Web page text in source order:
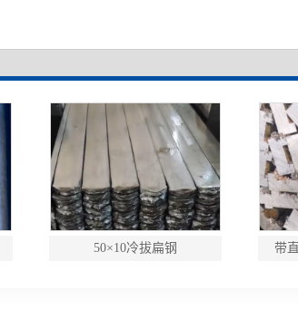
50×10冷拔扁钢 带